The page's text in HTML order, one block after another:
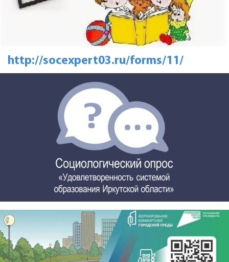
http://socexpert03.ru/forms/11/